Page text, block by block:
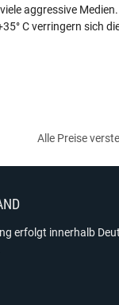
aggressive
C verringern sich
Alle Preise
erfolgt innerhalb